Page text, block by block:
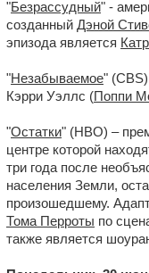
"Безрассудный" -
созданный Дэной
эпизода является
"Незабываемое"
Кэрри Уэллс (Поппи
"Остатки" (HBO) –
центре которой
три года после
населения Земли,
произошедшему.
Тома Перроты по
также является